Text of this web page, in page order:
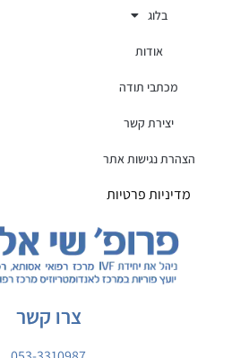
בלוג
אודות
מכתבי תודה
יצירת קשר
הצהרת נגישות אתר
מדיניות פרטיות
צרו קשר